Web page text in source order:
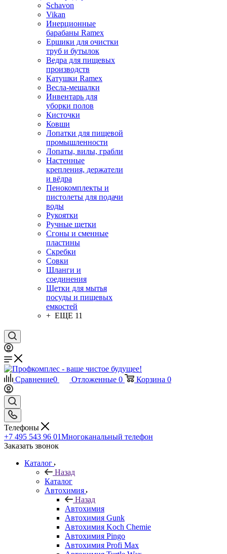
Schavon
Vikan
Инерционные
барабаны Ramex
Ершики для очистки
труб и бутылок
Ведра для пищевых
производств
Катушки Ramex
Весла-мешалки
Инвентарь для
уборки полов
Кисточки
Ковши
Лопатки для пищевой
промышленности
Лопаты, вилы, грабли
Настенные
крепления, держатели
и вёдра
Пенокомплекты и
пистолеты для подачи
воды
Рукоятки
Ручные щетки
Сгоны и сменные
пластины
Скребки
Совки
Шланги и
соединения
Щетки для мытья
посуды и пищевых
емкостей
+ ЕЩЕ 11
Сравнение0 Отложенные 0 Корзина 0
Телефоны
+7 495 543 96 01Многоканальный телефон
Заказать звонок
Каталог
Назад
Каталог
Автохимия
Назад
Автохимия
Автохимия Gunk
Автохимия Koch Chemie
Автохимия Pingo
Автохимия Profi Max